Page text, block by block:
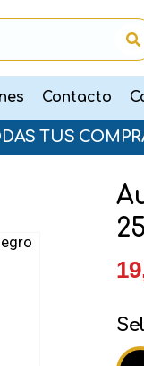
Contacto
TUS